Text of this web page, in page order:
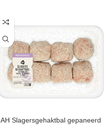
AH Slagersgehaktbal gepaneerd